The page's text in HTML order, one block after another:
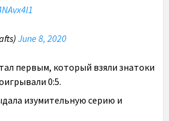
June 8, 2020
первым, который взяли знатоки
0:5.
изумительную серию и